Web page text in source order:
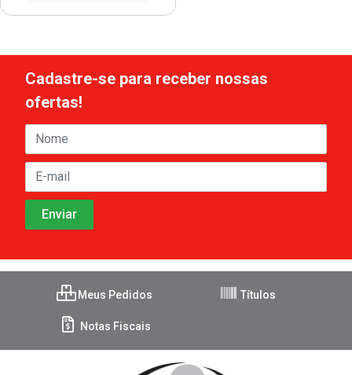
Cadastre-se para receber nossas
ofertas!
Meus Pedidos Títulos
Notas Fiscais